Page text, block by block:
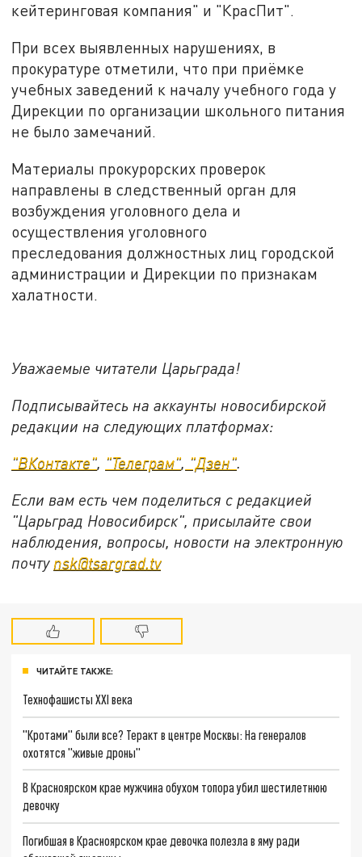
кейтеринговая компания" и "КрасПит".
При всех выявленных нарушениях, в
прокуратуре отметили, что при приёмке
учебных заведений к началу учебного года у
Дирекции по организации школьного питания
не было замечаний.
Материалы прокурорских проверок
направлены в следственный орган для
возбуждения уголовного дела и
осуществления уголовного
преследования должностных лиц городской
администрации и Дирекции по признакам
халатности.
Уважаемые читатели Царьграда!
Подписывайтесь на аккаунты новосибирской
редакции на следующих платформах:
"ВКонтакте", "Телеграм", "Дзен".
Если вам есть чем поделиться с редакцией
"Царьград Новосибирск", присылайте свои
наблюдения, вопросы, новости на электронную
почту nsk@tsargrad.tv
ЧИТАЙТЕ ТАКЖЕ:
Технофашисты XXI века
"Кротами" были все? Теракт в центре Москвы: На генералов
охотятся "живые дроны"
В Красноярском крае мужчина обухом топора убил шестилетнюю
девочку
Погибшая в Красноярском крае девочка полезла в яму ради